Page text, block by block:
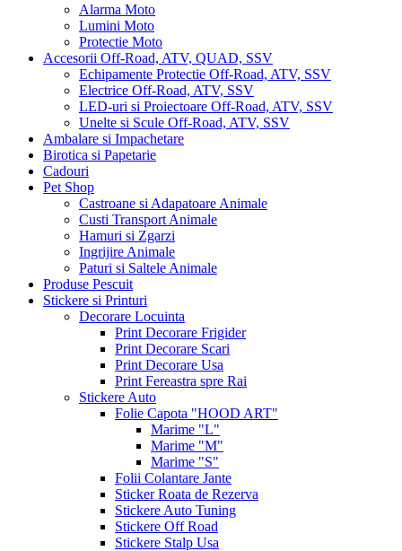
Alarma Moto
Lumini Moto
Protectie Moto
Accesorii Off-Road, ATV, QUAD, SSV
Echipamente Protectie Off-Road, ATV, SSV
Electrice Off-Road, ATV, SSV
LED-uri si Proiectoare Off-Road, ATV, SSV
Unelte si Scule Off-Road, ATV, SSV
Ambalare si Impachetare
Birotica si Papetarie
Cadouri
Pet Shop
Castroane si Adapatoare Animale
Custi Transport Animale
Hamuri si Zgarzi
Ingrijire Animale
Paturi si Saltele Animale
Produse Pescuit
Stickere si Printuri
Decorare Locuinta
Print Decorare Frigider
Print Decorare Scari
Print Decorare Usa
Print Fereastra spre Rai
Stickere Auto
Folie Capota "HOOD ART"
Marime "L"
Marime "M"
Marime "S"
Folii Colantare Jante
Sticker Roata de Rezerva
Stickere Auto Tuning
Stickere Off Road
Stickere Stalp Usa